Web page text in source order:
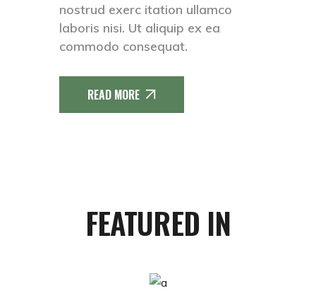
nostrud exerc itation ullamco
laboris nisi. Ut aliquip ex ea
commodo consequat.
READ MORE
FEATURED IN